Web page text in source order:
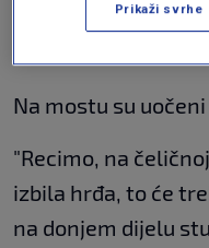
utjecati na promet
Na mostu su
"Recimo, na
izbila hrđa, to će
na donjem dijelu
Prikaži svrhe